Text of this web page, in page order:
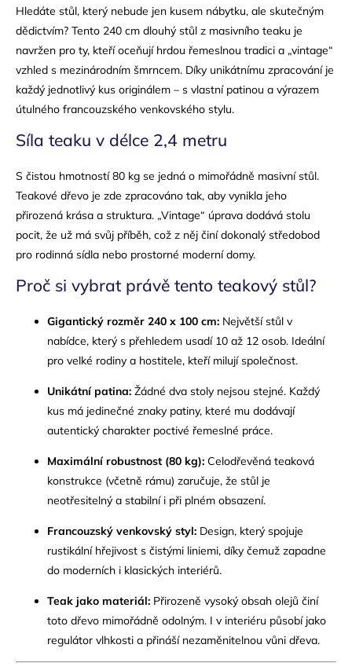
Hledáte stůl, který nebude jen kusem nábytku, ale skutečným
dědictvím? Tento 240 cm dlouhý stůl z masivního teaku je
navržen pro ty, kteří oceňují hrdou řemeslnou tradici a „vintage“
vzhled s mezinárodním šmrncem. Díky unikátnímu zpracování je
každý jednotlivý kus originálem – s vlastní patinou a výrazem
útulného francouzského venkovského stylu.
Síla teaku v délce 2,4 metru
S čistou hmotností 80 kg se jedná o mimořádně masivní stůl.
Teakové dřevo je zde zpracováno tak, aby vynikla jeho
přirozená krása a struktura. „Vintage“ úprava dodává stolu
pocit, že už má svůj příběh, což z něj činí dokonalý středobod
pro rodinná sídla nebo prostorné moderní domy.
Proč si vybrat právě tento teakový stůl?
Gigantický rozměr 240 x 100 cm: Největší stůl v
nabídce, který s přehledem usadí 10 až 12 osob. Ideální
pro velké rodiny a hostitele, kteří milují společnost.
Unikátní patina: Žádné dva stoly nejsou stejné. Každý
kus má jedinečné znaky patiny, které mu dodávají
autentický charakter poctivé řemeslné práce.
Maximální robustnost (80 kg): Celodřevěná teaková
konstrukce (včetně rámu) zaručuje, že stůl je
neotřesitelný a stabilní i při plném obsazení.
Francouzský venkovský styl: Design, který spojuje
rustikální hřejivost s čistými liniemi, díky čemuž zapadne
do moderních i klasických interiérů.
Teak jako materiál: Přirozeně vysoký obsah olejů činí
toto dřevo mimořádně odolným. I v interiéru působí jako
regulátor vlhkosti a přináší nezaměnitelnou vůni dřeva.